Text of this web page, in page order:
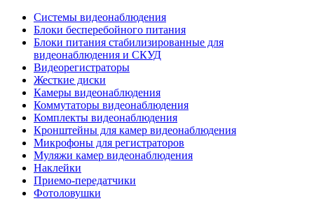
Системы видеонаблюдения
Блоки бесперебойного питания
Блоки питания стабилизированные для
видеонаблюдения и СКУД
Видеорегистраторы
Жесткие диски
Камеры видеонаблюдения
Коммутаторы видеонаблюдения
Комплекты видеонаблюдения
Кронштейны для камер видеонаблюдения
Микрофоны для регистраторов
Муляжи камер видеонаблюдения
Наклейки
Приемо-передатчики
Фотоловушки